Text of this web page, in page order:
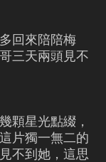
回來陪陪梅
三天兩頭見不
顆星光點綴，
片獨一無二的
不到她，這思